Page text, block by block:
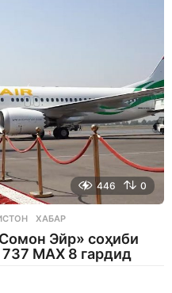
446 0
,ХАБАР
Эйр» соҳиби
MAX 8 гардид